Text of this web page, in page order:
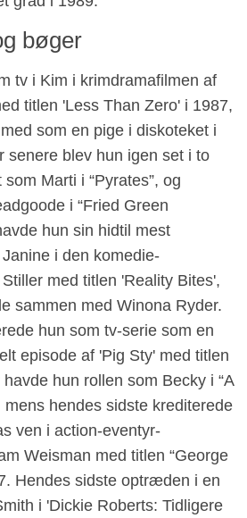
bøger
tv i Kim i krimdramafilmen af
titlen 'Less Than Zero' i 1987,
som en pige i diskoteket i
senere blev hun igen set i to
Marti i “Pyrates”, og
i “Fried Green
hun sin hidtil mest
i den komedie-
med titlen 'Reality Bites',
sammen med Winona Ryder.
hun som tv-serie som en
episode af 'Pig Sty' med titlen
hun rollen som Becky i “A
mens hendes sidste krediterede
ven i action-eventyr-
Weisman med titlen “George
Hendes sidste optræden i en
i 'Dickie Roberts: Tidligere